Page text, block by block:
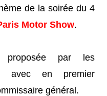
de la soirée du 4
Motor Show.
proposée par les
avec en premier
général.